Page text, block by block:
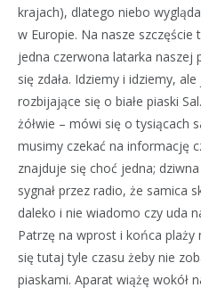
krajach), dlatego niebo
w Europie. Na nasze szczęście
jedna czerwona latarka naszej
się zdała. Idziemy i idziemy,
rozbijające się o białe piaski
żółwie – mówi się o tysiącach
musimy czekać na informację
znajduje się choć jedna;
sygnał przez radio, że samica
daleko i nie wiadomo czy uda
Patrzę na wprost i końca plaży
się tutaj tyle czasu żeby nie
piaskami. Aparat wiążę wokół